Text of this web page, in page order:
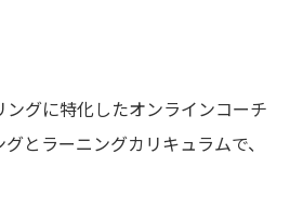
グに特化したオンラインコーチ
とラーニングカリキュラムで、